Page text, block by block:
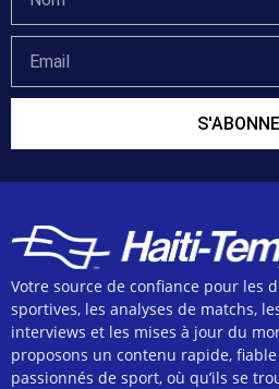
Votre source de confiance pour les
sportives, les analyses de matchs,
interviews et les mises à jour du
proposons un contenu rapide,
passionnés de sport, où qu’ils se